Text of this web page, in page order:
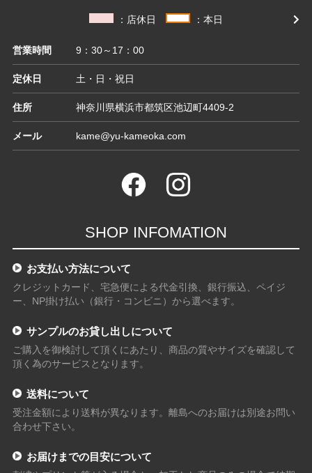
：店休日 ：本日
営業時間 9：30～17：00
定休日 土・日・祝日
住所 神奈川県横浜市都筑区池辺町4409-2
メール kame@yu-kameoka.com
SHOP INFOMATION
お支払い方法について
クレジットカード、宅急便による代金引換、銀行振込、ペイジ
ー、NP掛け払い（銀行・コンビニ）から選べます。
サンプルのお貸し出しについて
ご購入を御検討して頂くにあたり、商品の質やサイズを確認して
頂く為のサービスとなります。
送料について
受注金額により送料が異なります。離島へのお届けは別途お問い
合わせ下さい。
お届けまでの目安について